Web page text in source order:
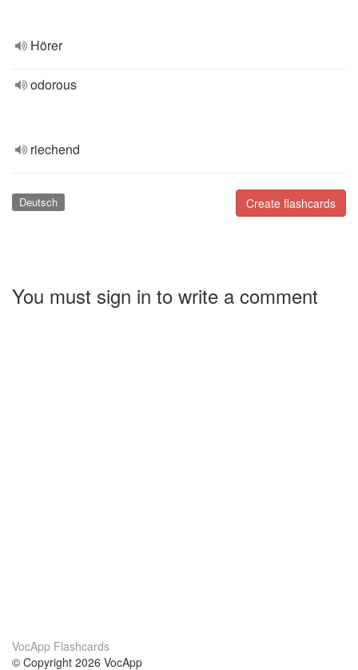
Hörer
odorous
riechend
Create flashcards
Deutsch
You must sign in to write a comment
VocApp Flashcards
© Copyright 2026 VocApp